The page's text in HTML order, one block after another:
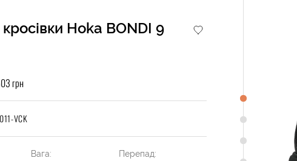
кросівки Hoka BONDI 9
грн
VCK
Вага: Перепад: